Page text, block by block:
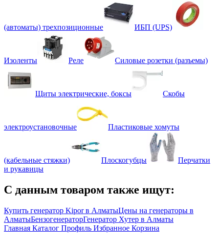
(автоматы) трехпозиционные ИБП (UPS)
Изоленты Реле Силовые розетки (разъемы)
Щиты электрические, боксы Скобы
электроустановочные Пластиковые хомуты
(кабельные стяжки) Плоскогубцы
Перчатки
и рукавицы
С данным товаром также ищут:
Купить генератор Kipor в АлматыЦены на генераторы в
АлматыБензогенераторГенератор Хутер в Алматы
Главная Каталог Профиль Избранное Корзина